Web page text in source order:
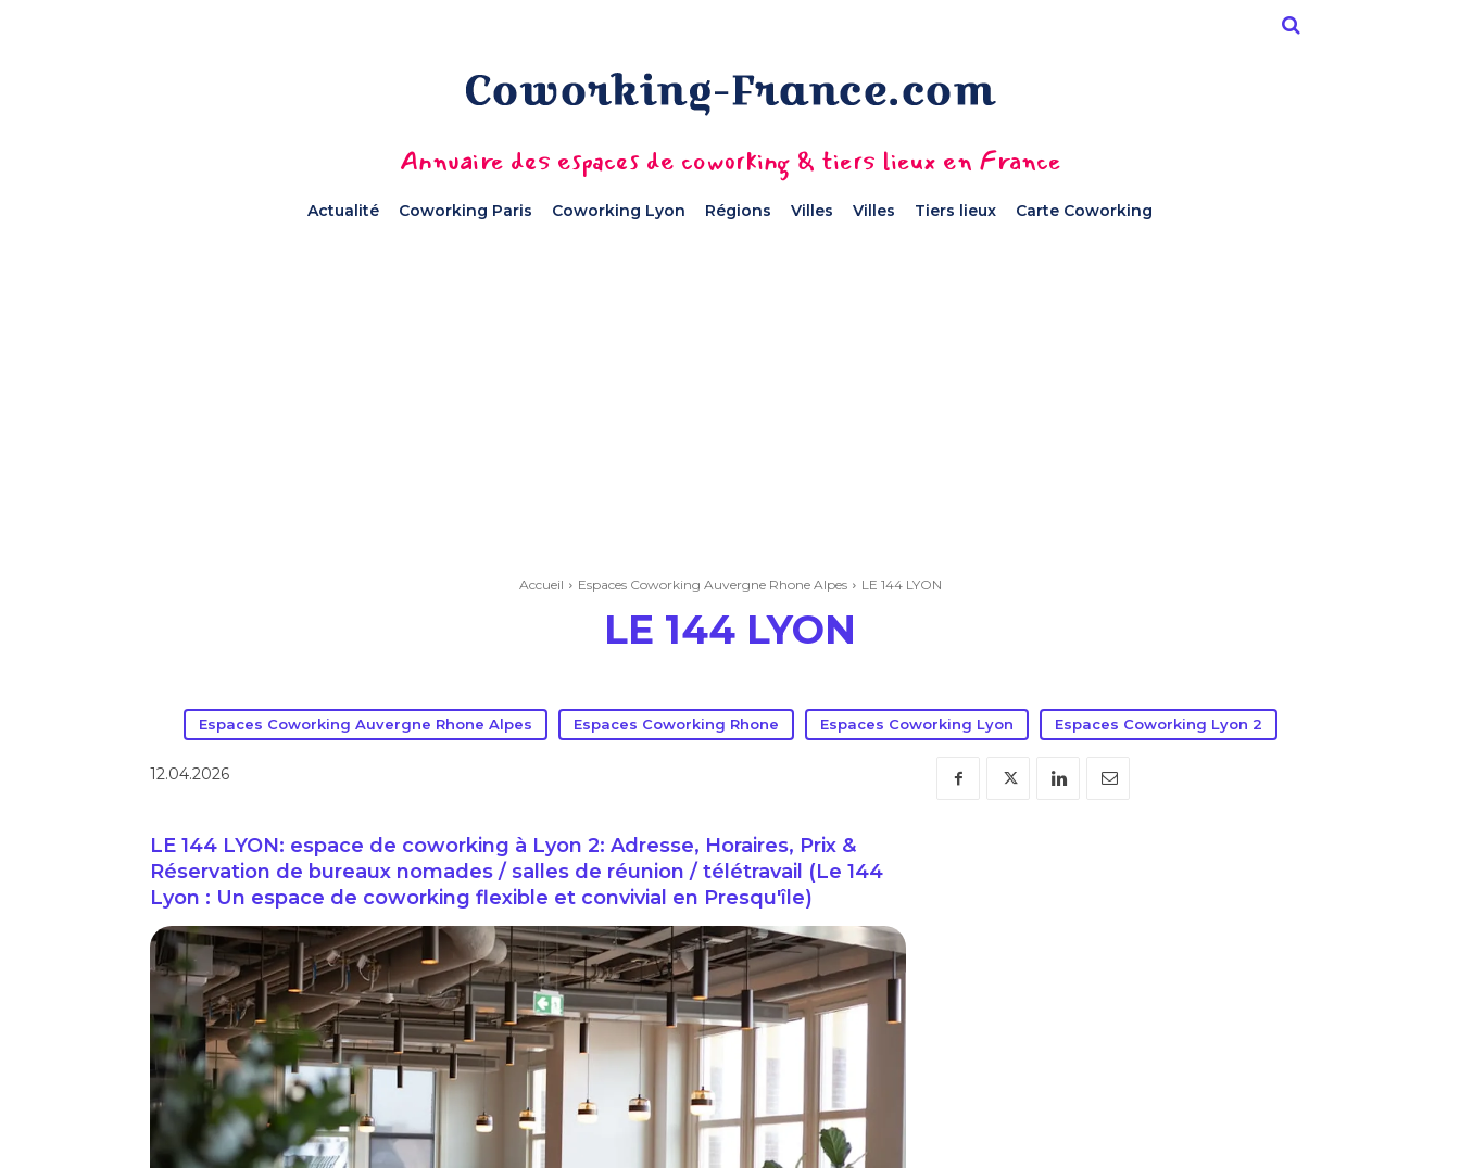
Annuaire des espaces de coworking & tiers lieux en France
Actualité Coworking Paris Coworking Lyon Régions Villes Villes Tiers lieux Carte Coworking
Accueil Espaces Coworking Auvergne Rhone Alpes LE 144 LYON
LE 144 LYON
Espaces Coworking Auvergne Rhone Alpes Espaces Coworking Rhone Espaces Coworking Lyon Espaces Coworking Lyon 2
12.04.2026
LE 144 LYON: espace de coworking à Lyon 2: Adresse, Horaires, Prix &
Réservation de bureaux nomades / salles de réunion / télétravail (Le 144
Lyon : Un espace de coworking flexible et convivial en Presqu'île)